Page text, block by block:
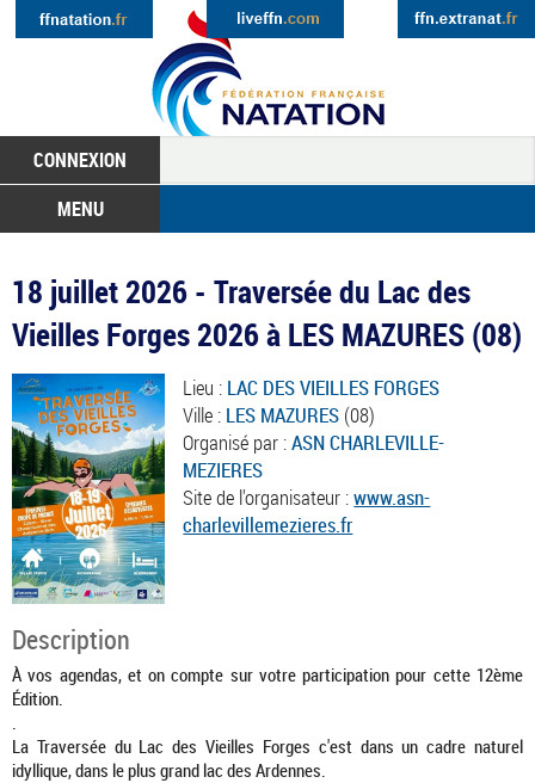
CONNEXION
MENU
18 juillet 2026 - Traversée du Lac des
Vieilles Forges 2026 à LES MAZURES (08)
Lieu : LAC DES VIEILLES FORGES
Ville : LES MAZURES (08)
Organisé par :ASN CHARLEVILLE-
MEZIERES
Site de l'organisateur :www.asn-
charlevillemezieres.fr
Description
À vos agendas, et on compte sur votre participation pour cette 12ème
Édition.
La Traversée du Lac des Vieilles Forges c'est dans un cadre naturel
idyllique, dans le plus grand lac des Ardennes.